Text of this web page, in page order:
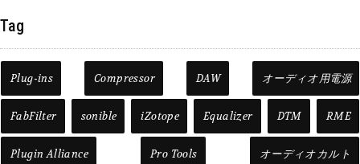
Tag
Plug-ins Compressor DAW オーディオ用電源
FabFilter sonible iZotope Equalizer DTM RME
Plugin Alliance Pro Tools オーディオカルト